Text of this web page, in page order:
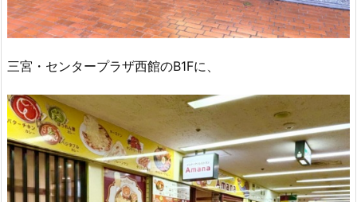
三宮・センタープラザ西館のB1Fに、